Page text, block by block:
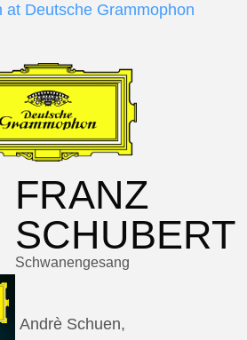
at Deutsche Grammophon
FRANZ
SCHUBERT
Schwanengesang
Andrè Schuen,